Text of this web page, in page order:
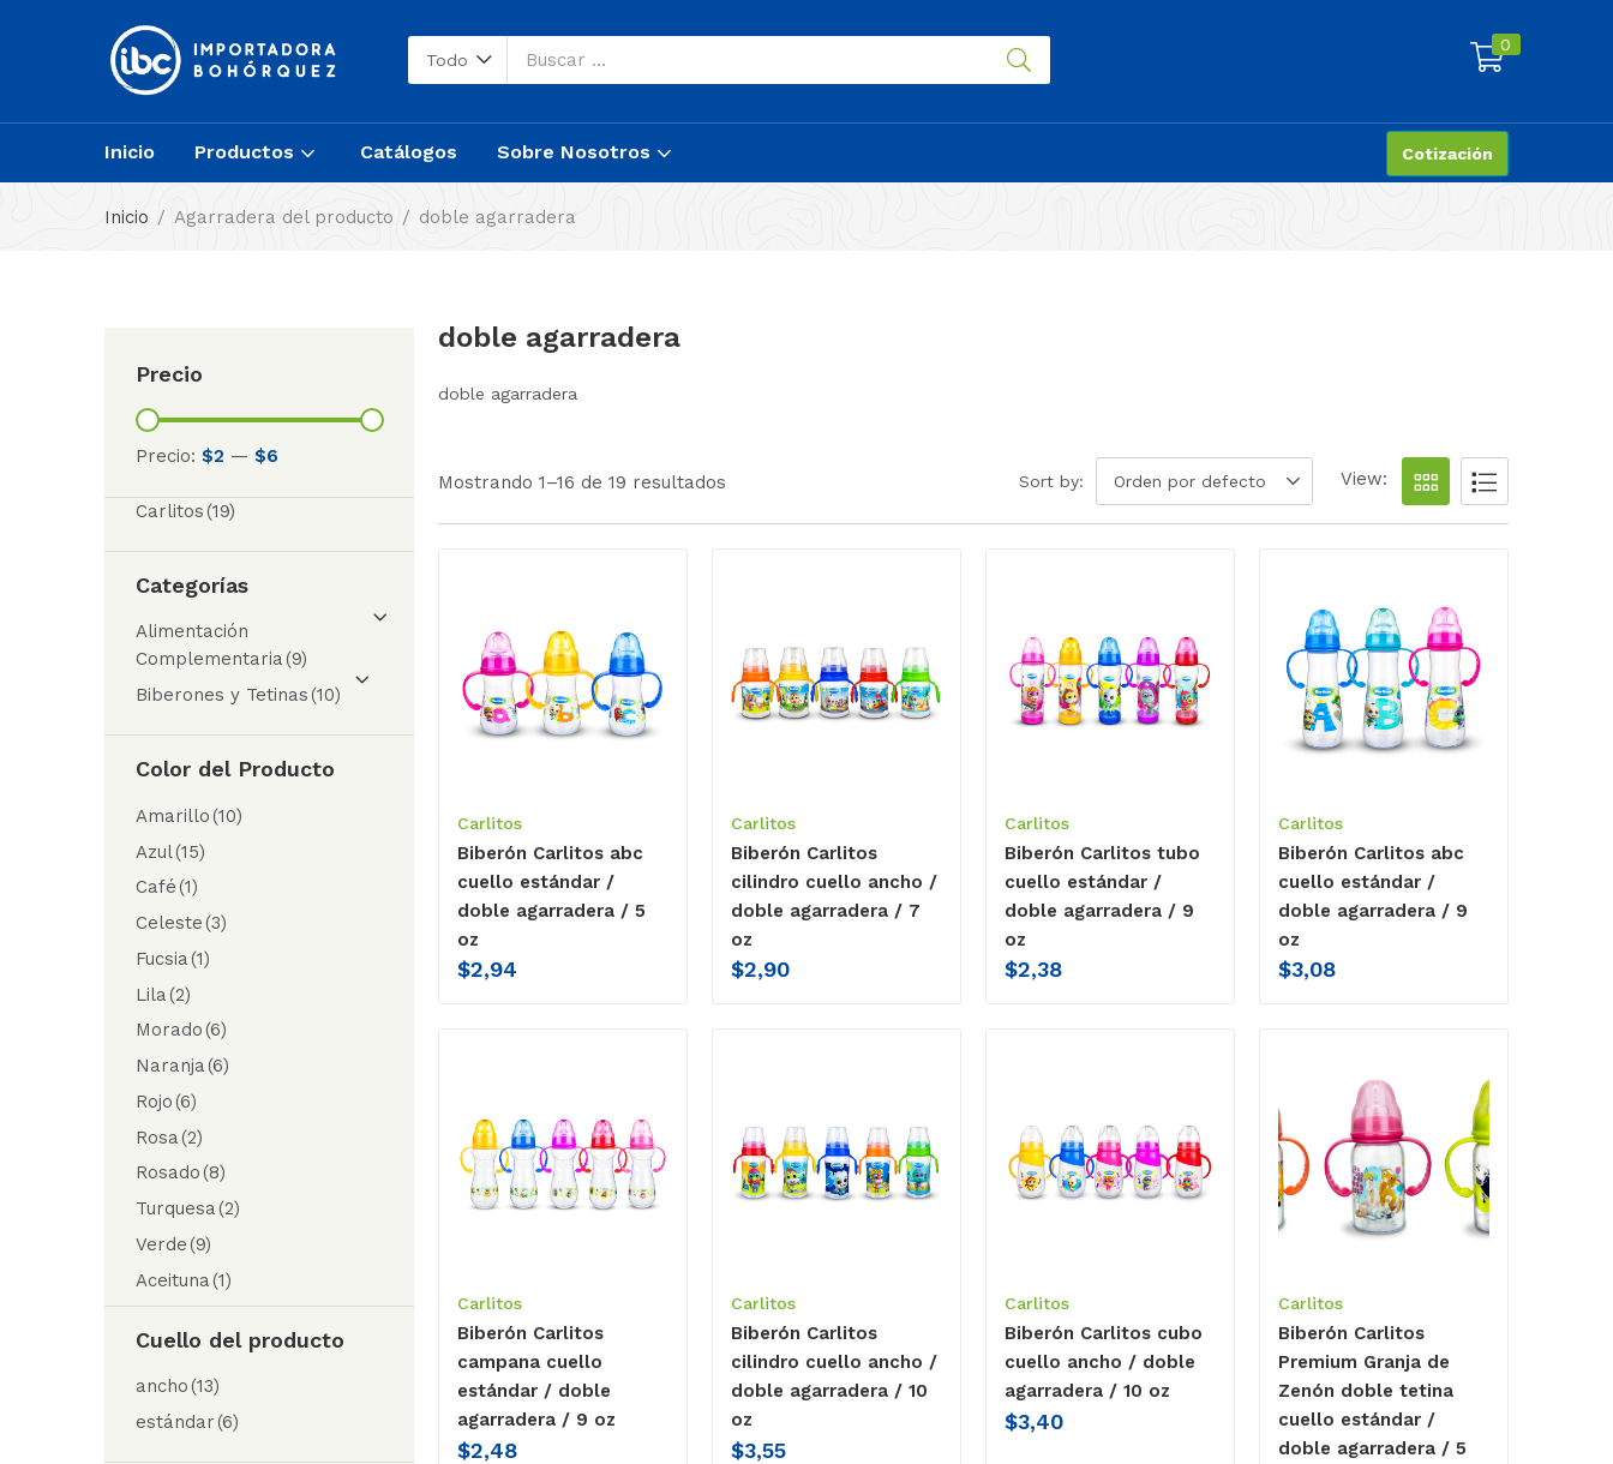
Todo
0
Inicio Productos Catálogos Sobre Nosotros Cotización
Inicio Agarradera del producto doble agarradera
Precio
Precio: $2 — $6
Carlitos(19)
Categorías
Alimentación
Complementaria(9)
Biberones y Tetinas(10)
Color del Producto
Amarillo(10)
Azul(15)
Café(1)
Celeste(3)
Fucsia(1)
Lila(2)
Morado(6)
Naranja(6)
Rojo(6)
Rosa(2)
Rosado(8)
Turquesa(2)
Verde(9)
Aceituna(1)
Cuello del producto
ancho(13)
estándar(6)
doble agarradera
doble agarradera
Mostrando 1–16 de 19 resultados Sort by: Orden por defecto View:
Carlitos
Biberón Carlitos abc
cuello estándar /
doble agarradera / 5
oz
$2,94
Carlitos
Biberón Carlitos
cilindro cuello ancho /
doble agarradera / 7
oz
$2,90
Carlitos
Biberón Carlitos tubo
cuello estándar /
doble agarradera / 9
oz
$2,38
Carlitos
Biberón Carlitos abc
cuello estándar /
doble agarradera / 9
oz
$3,08
Carlitos
Biberón Carlitos
campana cuello
estándar / doble
agarradera / 9 oz
$2,48
Carlitos
Biberón Carlitos
cilindro cuello ancho /
doble agarradera / 10
oz
$3,55
Carlitos
Biberón Carlitos cubo
cuello ancho / doble
agarradera / 10 oz
$3,40
Carlitos
Biberón Carlitos
Premium Granja de
Zenón doble tetina
cuello estándar /
doble agarradera / 5